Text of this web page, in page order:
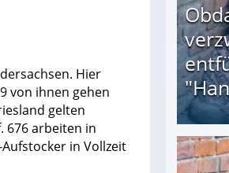
Hier
von ihnen gehen
gelten
676 arbeiten in
in Vollzeit
verzweifelt: Unbekannte